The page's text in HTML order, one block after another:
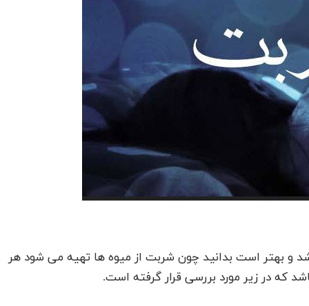
و بهتر است بدانید چون شربت از میوه ها تهیه می شود هر
که در زیر مورد بررسی قرار گرفته است.